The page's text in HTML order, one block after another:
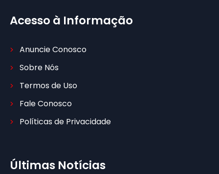
Acesso à Informação
Anuncie Conosco
Sobre Nós
Termos de Uso
Fale Conosco
Políticas de Privacidade
Últimas Notícias